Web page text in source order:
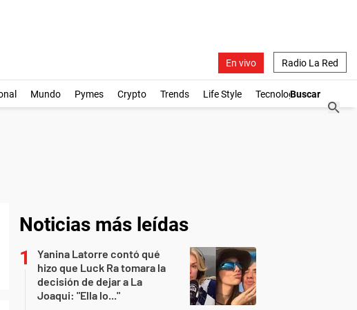
En vivo Radio La Red
Mundo Pymes Crypto Trends Life Style Tecnología
Noticias más leídas
Yanina Latorre contó qué
hizo que Luck Ra tomara la
decisión de dejar a La
Joaqui: "Ella lo..."